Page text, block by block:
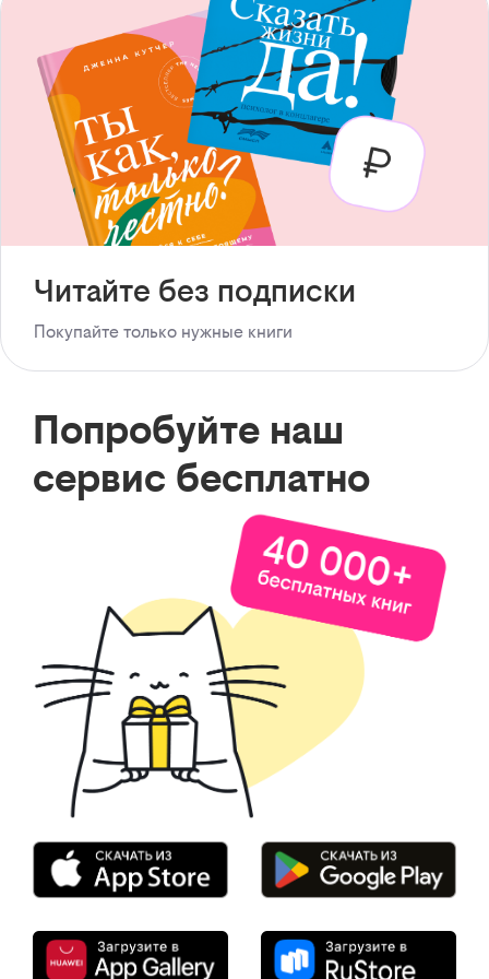
Читайте без подписки
Покупайте только нужные книги
Попробуйте наш
сервис бесплатно